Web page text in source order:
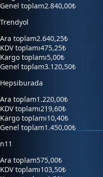
Trendyol
Ara toplam
Kargo toplamı5,00₺
Genel toplam3.120,50₺
Hepsiburada
Ara toplam1.220,00₺
Kargo toplamı10,40₺
Genel toplam1.450,00₺
n11
Ara toplam
Kargo toplamı1,50₺
Genel toplam680,00₺